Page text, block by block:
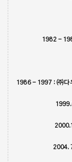
1982 -
1986 - 1997 : ㈜다
2004.